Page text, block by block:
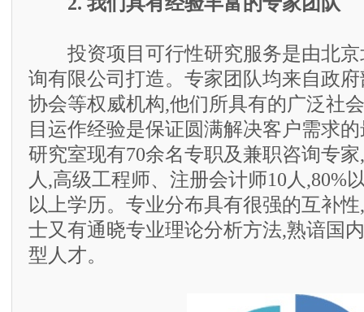
投资项目可行性研究服务是由北京
询有限公司打造。专家团队均来自政
协会等权威机构,他们所具有的广泛社
目运作经验是保证圆满解决客户需求
研究室现有70余名专职及兼职咨询专
人,高级工程师、注册会计师10人,80%
以上学历。专业分布具有很强的互补
士又有通晓专业理论分析方法,熟谙国
型人才。